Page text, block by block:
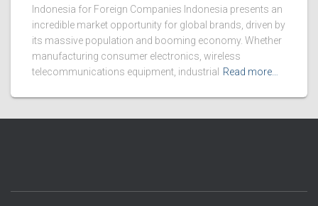
Indonesia for Foreign Companies Indonesia presents an
incredible market opportunity for global brands, driven by
its massive population and booming economy. Whether
manufacturing consumer electronics, wireless
telecommunications equipment, industrial
Read more…